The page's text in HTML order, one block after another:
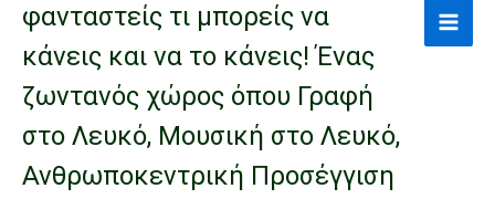
φανταστείς τι μπορείς να
κάνεις και να το κάνεις! Ένας
ζωντανός χώρος όπου Γραφή
στο Λευκό, Μουσική στο Λευκό,
Ανθρωποκεντρική Προσέγγιση